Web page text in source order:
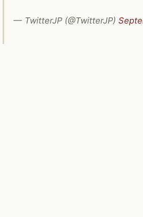
— TwitterJP (@TwitterJP)